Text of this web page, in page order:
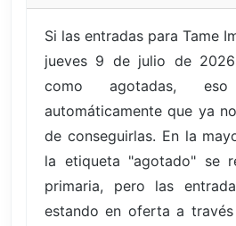
Si las entradas para Tame
jueves 9 de julio de
como agotadas,
automáticamente que ya
de conseguirlas. En la
la etiqueta "agotado" se
primaria, pero las
estando en oferta a